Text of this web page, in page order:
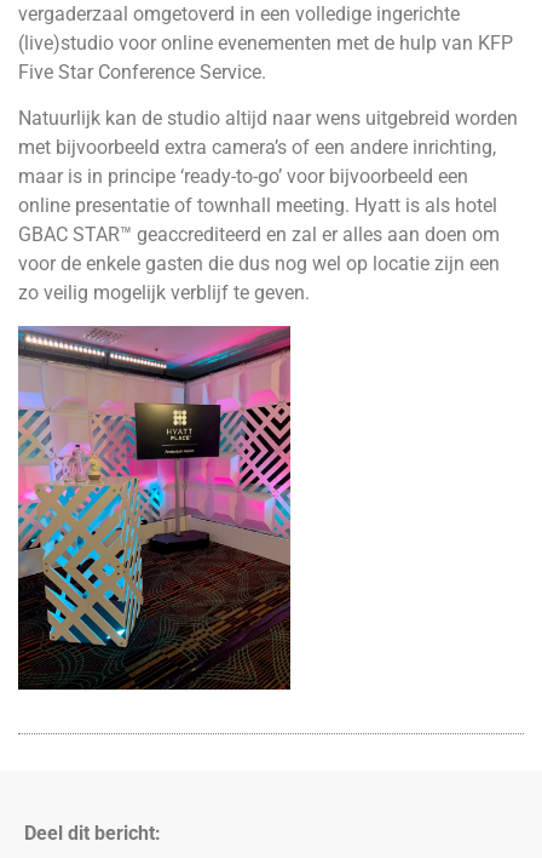
vergaderzaal omgetoverd in een volledige ingerichte
(live)studio voor online evenementen met de hulp van KFP
Five Star Conference Service.
Natuurlijk kan de studio altijd naar wens uitgebreid worden
met bijvoorbeeld extra camera’s of een andere inrichting,
maar is in principe ‘ready-to-go’ voor bijvoorbeeld een
online presentatie of townhall meeting. Hyatt is als hotel
GBAC STAR™ geaccrediteerd en zal er alles aan doen om
voor de enkele gasten die dus nog wel op locatie zijn een
zo veilig mogelijk verblijf te geven.
Deel dit bericht: